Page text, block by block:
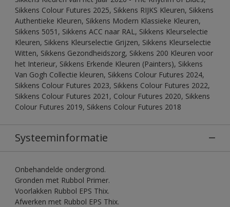
Sikkens Colour Futures 2025, Sikkens RIJKS Kleuren, Sikkens
Authentieke Kleuren, Sikkens Modern Klassieke Kleuren,
Sikkens 5051, Sikkens ACC naar RAL, Sikkens Kleurselectie
Kleuren, Sikkens Kleurselectie Grijzen, Sikkens Kleurselectie
Witten, Sikkens Gezondheidszorg, Sikkens 200 Kleuren voor
het Interieur, Sikkens Erkende Kleuren (Painters), Sikkens
Van Gogh Collectie kleuren, Sikkens Colour Futures 2024,
Sikkens Colour Futures 2023, Sikkens Colour Futures 2022,
Sikkens Colour Futures 2021, Colour Futures 2020, Sikkens
Colour Futures 2019, Sikkens Colour Futures 2018
Systeeminformatie
Onbehandelde ondergrond.
Gronden met Rubbol Primer.
Voorlakken Rubbol EPS Thix.
Afwerken met Rubbol EPS Thix.